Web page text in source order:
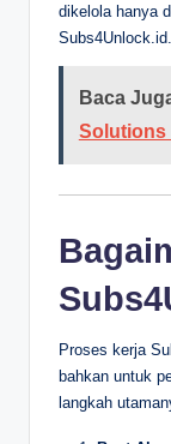
dikelola hanya
Subs4Unlock.id.
Baca
Solutions
Proses kerja
bahkan untuk
langkah